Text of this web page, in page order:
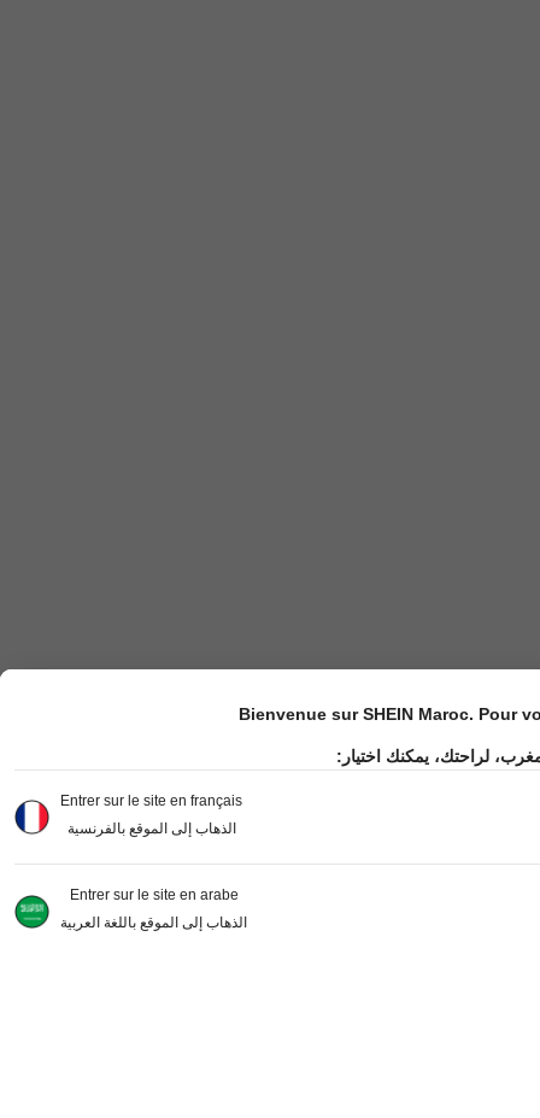
Bienvenue sur SHEIN Maroc. Pour
لراحتك، يمكنك اختيار:
Entrer sur le site en français
الذهاب إلى الموقع بالفرنسية
Entrer sur le site en arabe
الذهاب إلى الموقع باللغة العربية